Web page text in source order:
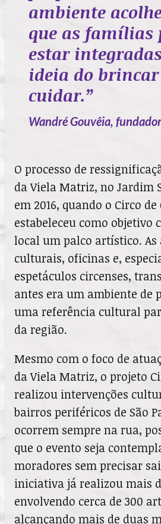
ambiente
que as famílias
estar
ideia do brincar
cuidar.”
Wandré Gouvêia,
O processo de
da Viela Matriz, no Jardim
em 2016, quando o Circo de
estabeleceu como objetivo
local um palco artístico. As
culturais, oficinas e,
espetáculos circenses,
antes era um ambiente de
uma referência cultural
da região.
Mesmo com o foco de
da Viela Matriz, o projeto
realizou intervenções
bairros periféricos de São
ocorrem sempre na rua,
que o evento seja
moradores sem precisar
iniciativa já realizou mais
envolvendo cerca de 300
alcançando mais de duas